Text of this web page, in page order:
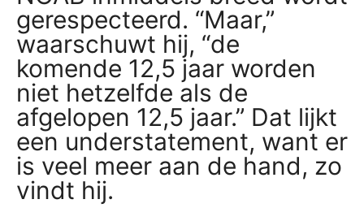
gerespecteerd. “Maar,”
waarschuwt hij, “de
komende 12,5 jaar worden
niet hetzelfde als de
afgelopen 12,5 jaar.” Dat lijkt
een understatement, want er
is veel meer aan de hand, zo
vindt hij.